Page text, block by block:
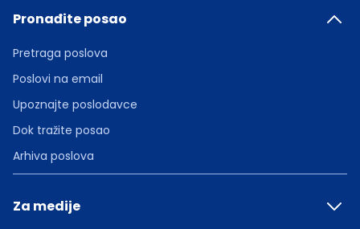
Pronađite posao
Pretraga poslova
Poslovi na email
Upoznajte poslodavce
Dok tražite posao
Arhiva poslova
Za medije